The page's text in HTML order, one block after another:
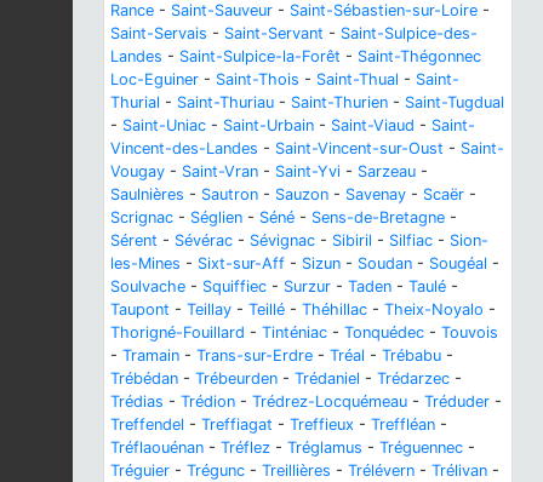
Rance - Saint-Sauveur - Saint-Sébastien-sur-Loire -
Saint-Servais - Saint-Servant - Saint-Sulpice-des-
Landes - Saint-Sulpice-la-Forêt - Saint-Thégonnec
Loc-Eguiner - Saint-Thois - Saint-Thual - Saint-
Thurial - Saint-Thuriau - Saint-Thurien - Saint-Tugdual
- Saint-Uniac - Saint-Urbain - Saint-Viaud - Saint-
Vincent-des-Landes - Saint-Vincent-sur-Oust - Saint-
Vougay - Saint-Vran - Saint-Yvi - Sarzeau -
Saulnières - Sautron - Sauzon - Savenay - Scaër -
Scrignac - Séglien - Séné - Sens-de-Bretagne -
Sérent - Sévérac - Sévignac - Sibiril - Silfiac - Sion-
les-Mines - Sixt-sur-Aff - Sizun - Soudan - Sougéal -
Soulvache - Squiffiec - Surzur - Taden - Taulé -
Taupont - Teillay - Teillé - Théhillac - Theix-Noyalo -
Thorigné-Fouillard - Tinténiac - Tonquédec - Touvois
- Tramain - Trans-sur-Erdre - Tréal - Trébabu -
Trébédan - Trébeurden - Trédaniel - Trédarzec -
Trédias - Trédion - Trédrez-Locquémeau - Tréduder -
Treffendel - Treffiagat - Treffieux - Treffléan -
Tréflaouénan - Tréflez - Tréglamus - Tréguennec -
Tréguier - Trégunc - Treillières - Trélévern - Trélivan -